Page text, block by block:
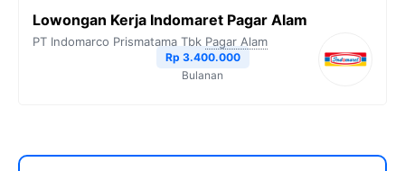
Lowongan Kerja Indomaret Pagar Alam
PT Indomarco Prismatama Tbk Pagar Alam
Rp 3.400.000
Bulanan